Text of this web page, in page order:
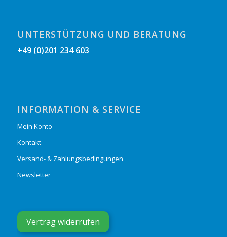
UNTERSTÜTZUNG UND BERATUNG
+49 (0)201 234 603
INFORMATION & SERVICE
Mein Konto
Kontakt
Versand- & Zahlungsbedingungen
Newsletter
Vertrag widerrufen